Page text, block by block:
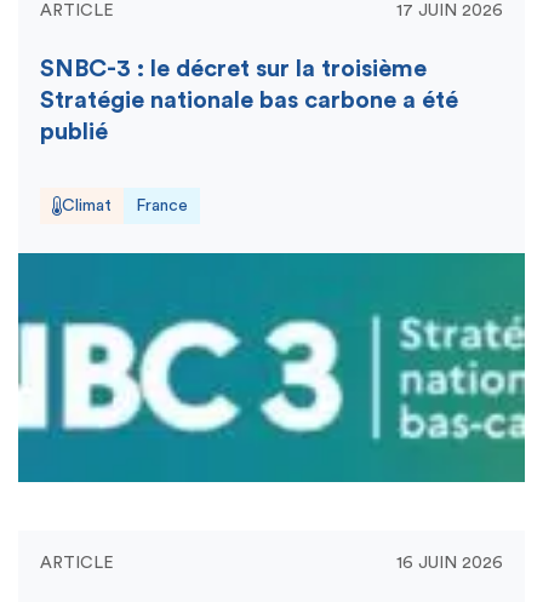
ARTICLE 17 JUIN 2026
SNBC-3 : le décret sur la troisième
Stratégie nationale bas carbone a été
publié
Climat France
ARTICLE 16 JUIN 2026